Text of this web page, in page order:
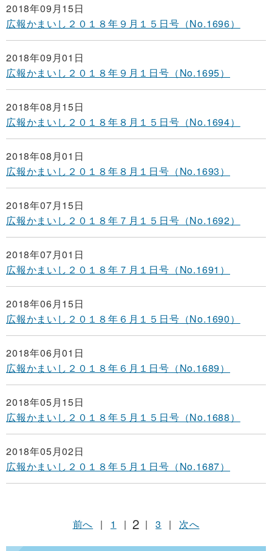
2018年09月15日
広報かまいし２０１８年９月１５日号（No.1696）
2018年09月01日
広報かまいし２０１８年９月１日号（No.1695）
2018年08月15日
広報かまいし２０１８年８月１５日号（No.1694）
2018年08月01日
広報かまいし２０１８年８月１日号（No.1693）
2018年07月15日
広報かまいし２０１８年７月１５日号（No.1692）
2018年07月01日
広報かまいし２０１８年７月１日号（No.1691）
2018年06月15日
広報かまいし２０１８年６月１５日号（No.1690）
2018年06月01日
広報かまいし２０１８年６月１日号（No.1689）
2018年05月15日
広報かまいし２０１８年５月１５日号（No.1688）
2018年05月02日
広報かまいし２０１８年５月１日号（No.1687）
前へ | 1 | 2 | 3 | 次へ